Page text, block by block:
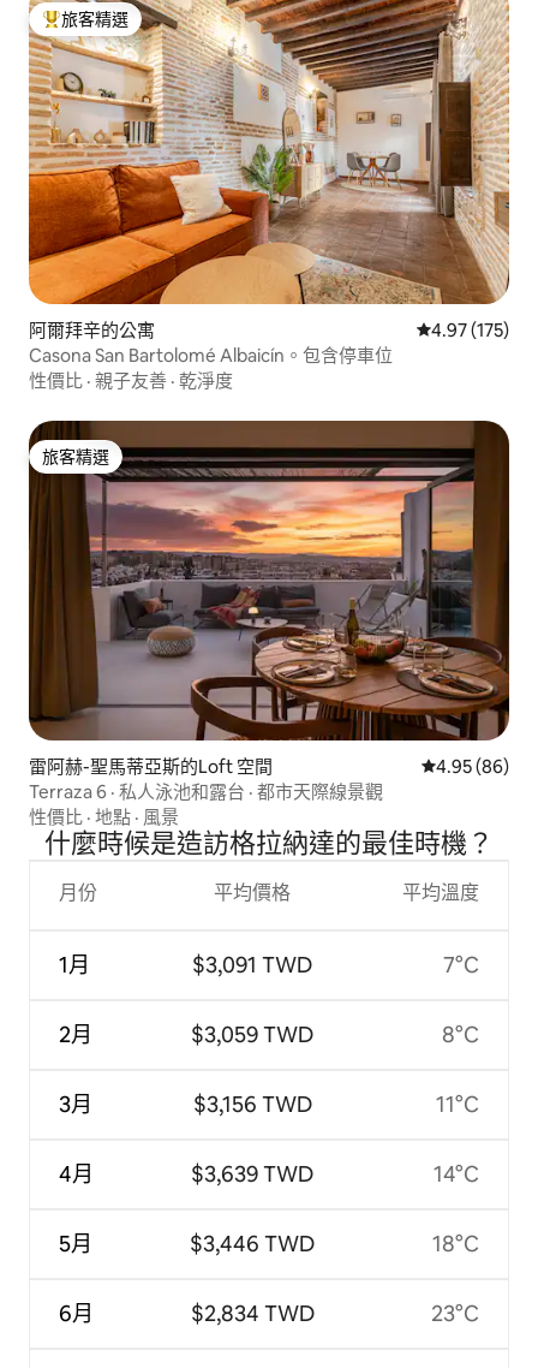
旅客精選榜首
旅客精選
阿爾拜辛的公寓 從 175 則評價
4.97 (175)
Casona San Bartolomé Albaicín。包含停車位
性價比 · 親子友善 · 乾淨度
旅客精選
旅客精選
雷阿赫-聖馬蒂亞斯的Loft 空間 從 86 則評價
4.95 (86)
Terraza 6 · 私人泳池和露台 · 都市天際線景觀
性價比 · 地點 · 風景
什麼時候是造訪格拉納達的最佳時機？
月份
1月
2月
3月
4月
5月
6月
平均價格
$3,091 TWD
$3,059 TWD
$3,156 TWD
$3,639 TWD
$3,446 TWD
$2,834 TWD
平均溫度
7°C
8°C
11°C
14°C
18°C
23°C